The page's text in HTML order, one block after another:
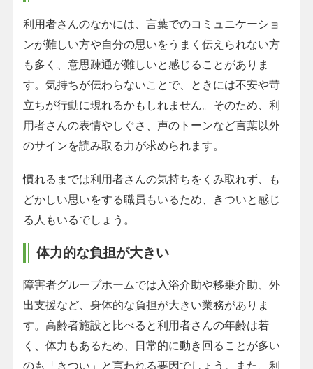
利用者さんのなかには、言葉でのコミュニケーショ
ンが難しい方や自分の思いをうまく伝えられない方
も多く、意思疎通が難しいと感じることがありま
す。気持ちが伝わらないことで、ときには不安や苛
立ちが行動に現れるかもしれません。そのため、利
用者さんの表情やしぐさ、声のトーンなど言葉以外
のサインを読み取る力が求められます。
慣れるまでは利用者さんの気持ちをくみ取れず、も
どかしい思いをする職員もいるため、きついと感じ
る人もいるでしょう。
体力的な負担が大きい
障害者グループホームでは入浴介助や移乗介助、外
出支援など、身体的な負担が大きい業務がありま
す。高齢者施設と比べると利用者さんの年齢は若
く、体力もあるため、日常的に動き回ることが多い
のも「きつい」と言われる要因でしょう。また、利